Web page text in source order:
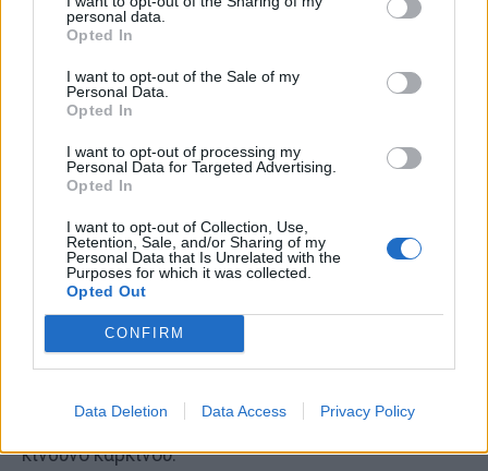
personal data.
Opted In
I want to opt-out of the Sale of my
Personal Data.
Opted In
I want to opt-out of processing my
Personal Data for Targeted Advertising.
Opted In
I want to opt-out of Collection, Use,
Retention, Sale, and/or Sharing of my
Personal Data that Is Unrelated with the
Purposes for which it was collected.
Opted Out
CONFIRM
Data Deletion Data Access Privacy Policy
προειδοποιούν ότι το τεστ Galleri θα πρέπεινα
εργαλεία διαλογής καρκίνου, όπως η
κολονοσκόπηση,
Παπανικολάου
Galleri;
Προς το παρόν, το τεστ διατίθεται μόνο με
ιατρική συνταγή σε ορισμένες χώρες,
συμπεριλαμβανομένων των Ηνωμένων Πολιτειών
ηλικίας 50 ετών και άνω ή για άτομα με αυξημένο
κίνδυνο καρκίνου.